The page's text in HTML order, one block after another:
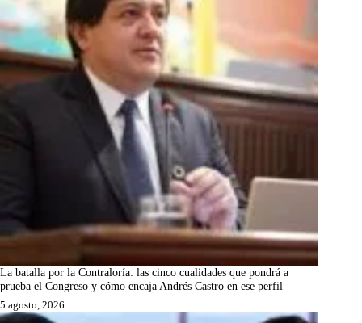
La batalla por la Contraloría: las cinco cualidades que pondrá a
prueba el Congreso y cómo encaja Andrés Castro en ese perfil
5 agosto, 2026